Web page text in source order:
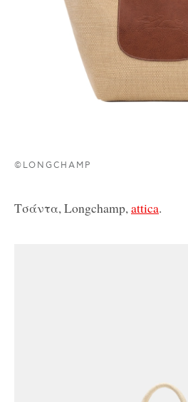
©LONGCHAMP
Τσάντα, Longchamp, attica.